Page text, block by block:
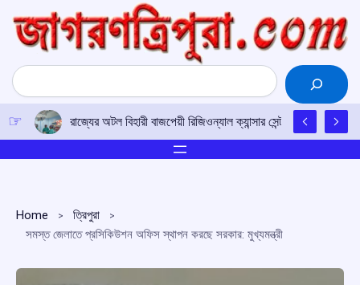
content
Search
রাজ্যের অটল বিহারী বাজপেয়ী রিজিওন্যাল ক্যান্সার সেন্টারে উত্তর-
Home
ত্রিপুরা
সমস্ত জেলাতে প্রসিকিউশন অফিস স্থাপন করছে সরকার: মুখ্যমন্ত্রী